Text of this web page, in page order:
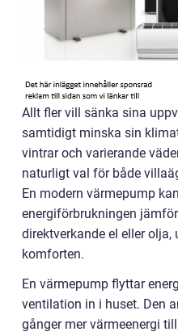
Allt fler vill sänka sina
samtidigt minska sin
vintrar och varierande
naturligt val för både
En modern värmepump
energiförbrukningen
direktverkande el eller
komforten.
En värmepump flyttar
ventilation in i huset. Den
gånger mer värmeenergi